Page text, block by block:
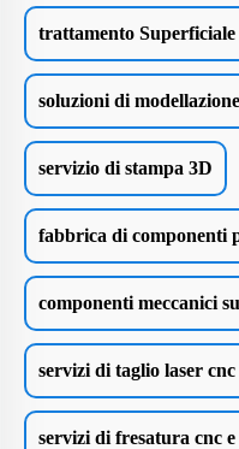
trattamento
soluzioni di
servizio di stampa 3D
fabbrica di componenti
componenti meccanici
servizi di taglio laser
servizi di fresatura cnc